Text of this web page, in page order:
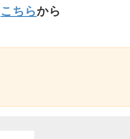
こちらから